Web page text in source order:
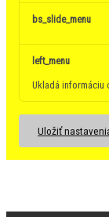
bs_slide_menu
left_menu
Ukladá informáciu
Uložiť